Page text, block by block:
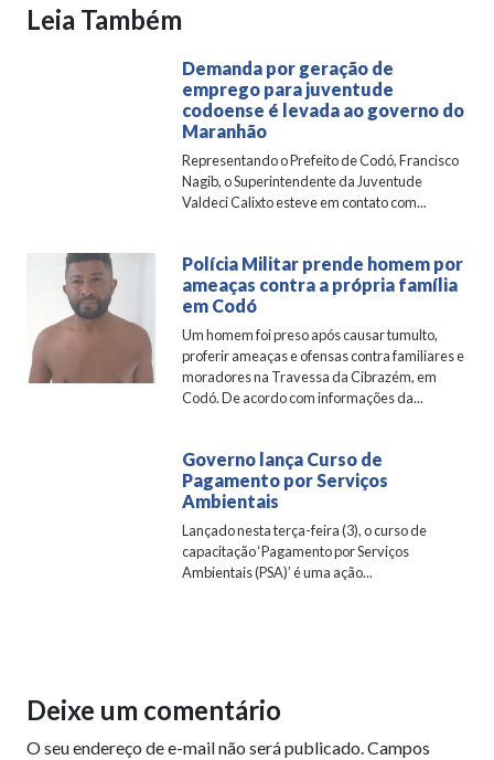
Leia Também
Demanda por geração de
emprego para juventude
codoense é levada ao governo do
Maranhão
Representando o Prefeito de Codó, Francisco
Nagib, o Superintendente da Juventude
Valdeci Calixto esteve em contato com...
Polícia Militar prende homem por
ameaças contra a própria família
em Codó
Um homem foi preso após causar tumulto,
proferir ameaças e ofensas contra familiares e
moradores na Travessa da Cibrazém, em
Codó. De acordo com informações da...
Governo lança Curso de
Pagamento por Serviços
Ambientais
Lançado nesta terça-feira (3), o curso de
capacitação ‘Pagamento por Serviços
Ambientais (PSA)’ é uma ação...
Deixe um comentário
O seu endereço de e-mail não será publicado.Campos